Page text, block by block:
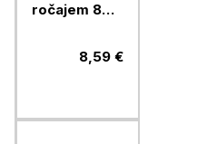
ročajem 800
8,59 €